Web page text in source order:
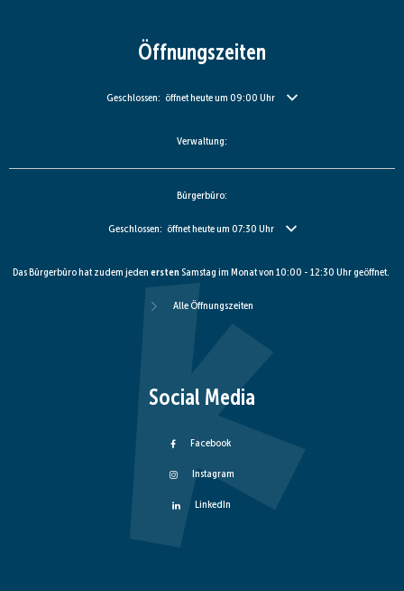
Öffnungszeiten
Klicken, um weitere Öffnungs- oder Schließzeiten auszublenden
Geschlossen: öffnet heute um 09:00 Uhr
Verwaltung:
Bürgerbüro:
Klicken, um weitere Öffnungs- oder Schließzeiten auszublenden
Geschlossen: öffnet heute um 07:30 Uhr
Das Bürgerbüro hat zudem jeden erstenSamstag im Monat von 10:00 - 12:30 Uhr geöffnet.
Alle Öffnungszeiten
Social Media
Facebook
Instagram
LinkedIn